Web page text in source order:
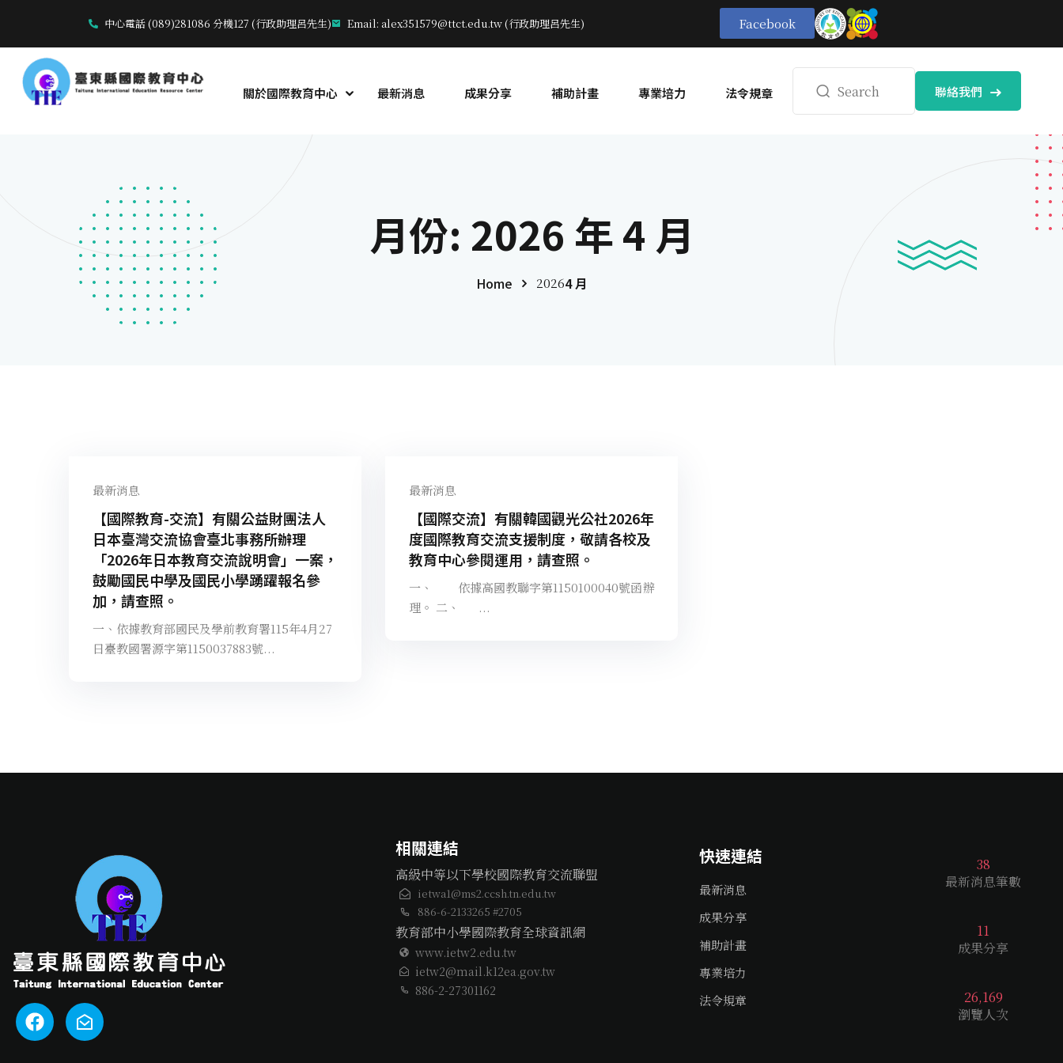
中心電話 (089)281086 分機127 (行政助理呂先生) Email: alex351579@ttct.edu.tw (行政助理呂先生) Facebook
關於國際教育中心 最新消息 成果分享 補助計畫 專業培力 法令規章 聯絡我們
月份: 2026 年 4 月
Home 20264 月
最新消息
【國際教育-交流】有關公益財團法人
日本臺灣交流協會臺北事務所辦理
「2026年日本教育交流說明會」一案，
鼓勵國民中學及國民小學踴躍報名參
加，請查照。
一、依據教育部國民及學前教育署115年4月27
日臺教國署源字第1150037883號...
最新消息
【國際交流】有關韓國觀光公社2026年
度國際教育交流支援制度，敬請各校及
教育中心參閱運用，請查照。
一、 依據高國教聯字第1150100040號函辦
理。 二、 ...
相關連結
高級中等以下學校國際教育交流聯盟
ietwa1@ms2.ccsh.tn.edu.tw
886-6-2133265 #2705
教育部中小學國際教育全球資訊網
www.ietw2.edu.tw
ietw2@mail.k12ea.gov.tw
886-2-27301162
快速連結
最新消息
成果分享
補助計畫
專業培力
法令規章
38
最新消息筆數
11
成果分享
26,169
瀏覽人次